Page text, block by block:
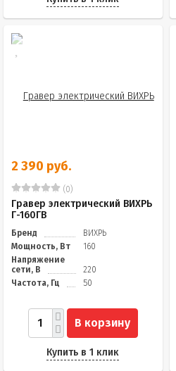
2 390 руб.
(0)
Гравер электрический ВИХРЬ
Г-160ГВ
Бренд
ВИХРЬ
Мощность, Вт
160
Напряжение
сети, В
220
Частота, Гц
50
В корзину
Купить в 1 клик